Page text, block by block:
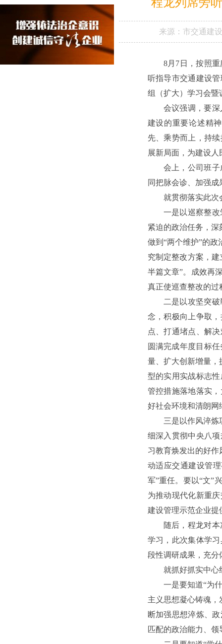
来源： 市交通建
8月7日，按照
听指导市交通建设
组（扩大）学习会暨
会议强调，要
建设的重要论述精
先、乘势而上，持
展新局面，为建设
会上，公司班
同把脉会诊、加强
就贯彻落实此次
一是以巡察整
紧迫的政治任务，
做到“两个维护”的
究制定整改方案，
半篇文章”。成效再
真正使巡查整改的过
二是以攻坚突
念，积极向上争取
点、打通堵点、解
圆满完成年度目标
量、扩大创新增量，
型的实用实战标志
管控措施落地落实
好社会环境和清朗网
三是以作风淬炼
细深入贯彻中央八
习教育焕发出的好
动适应交通建设管
军”重任。要以“文”
为推动现代化新重
建设管理示范企业提
随后，程龙对
学习，此次集体学
段性调研成果，充分
就抓好抓实中心
一是要知道“为
主义思想凝心铸魂
断加强思想淬炼、
匹配的政治能力、